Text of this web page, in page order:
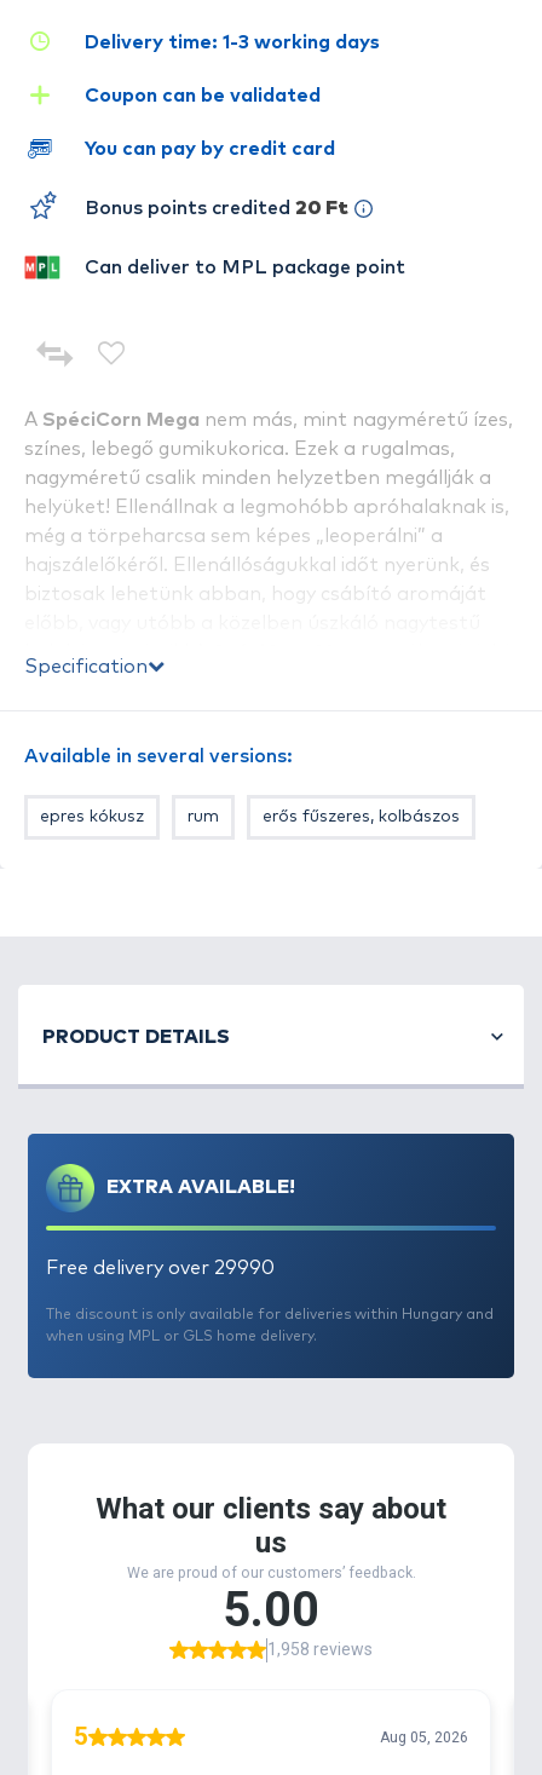
A SpéciCorn Mega nem más, mint nagyméretű ízes,
színes, lebegő gumikukorica. Ezek a rugalmas,
nagyméretű csalik minden helyzetben megállják a
helyüket! Ellenállnak a legmohóbb apróhalaknak is,
még a törpeharcsa sem képes „leoperálni” a
hajszálelőkéről. Ellenállóságukkal időt nyerünk, és
biztosak lehetünk abban, hogy csábító aromáját
méretét, amely a hagyományos gumikukoricánk
csali” nem hiányozhat egyik ízesítésnél sem, amit
harmonizáló fluo színű gumikukoricákkal. A
Specification
Available in several versions:
epres kókusz rum erős fűszeres, kolbászos
Delivery time: 1-3 working days
Coupon can be validated
You can pay by credit card
Bonus points credited 20 Ft
Can deliver to MPL package point
EXTRA AVAILABLE!
Free delivery over 29990
The discount is only available for deliveries within Hungary and
when using MPL or GLS home delivery.
PRODUCT DETAILS